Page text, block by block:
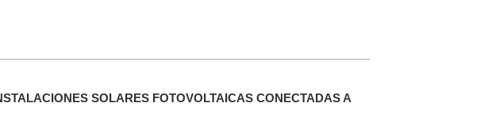
SOLARES FOTOVOLTAICAS CONECTADAS A